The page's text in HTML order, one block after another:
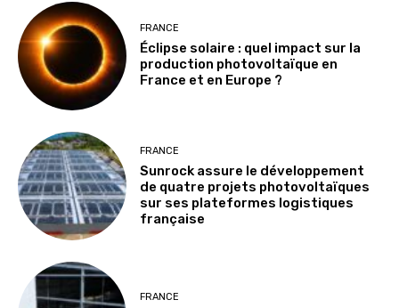
FRANCE
Éclipse solaire : quel impact sur la
production photovoltaïque en
France et en Europe ?
FRANCE
Sunrock assure le développement
de quatre projets photovoltaïques
sur ses plateformes logistiques
française
FRANCE